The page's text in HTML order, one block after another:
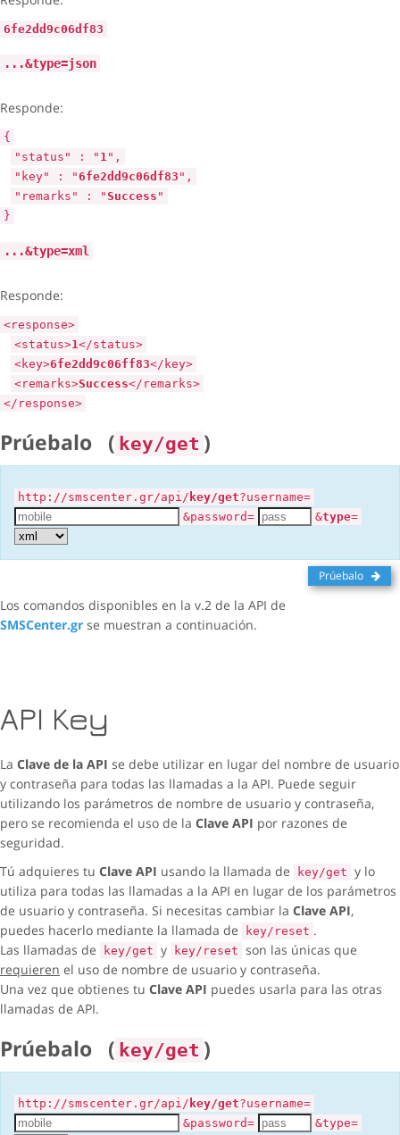
6fe2dd9c06df83
...&type=json
Responde:
{
"status" : " 1",
"key" : "6fe2dd9c06df83 ",
"remarks" : "Success "
}
...&type=xml
Responde:
<response>
<status>1 </status>
<key>6fe2dd9c06ff83</key>
<remarks>Success</remarks>
</response>
Prúebalo ( key/get )
http://smscenter.gr/api/ key/get?username=
&password=
&type=
Prúebalo
Los comandos disponibles en la v.2 de la API de
SMSCenter.gr se muestran a continuación.
API Key
La Clave de la API se debe utilizar en lugar del nombre de usuario
y contraseña para todas las llamadas a la API. Puede seguir
utilizando los parámetros de nombre de usuario y contraseña,
pero se recomienda el uso de la Clave API por razones de
seguridad.
Tú adquieres tu Clave API usando la llamada de key/get y lo
utiliza para todas las llamadas a la API en lugar de los parámetros
de usuario y contraseña. Si necesitas cambiar la Clave API,
puedes hacerlo mediante la llamada de
key/reset .
Las llamadas de
key/get y key/reset son las únicas que
requieren el uso de nombre de usuario y contraseña.
Una vez que obtienes tu Clave API puedes usarla para las otras
llamadas de API.
Prúebalo ( key/get )
http://smscenter.gr/api/ key/get?username=
&password=
&type=